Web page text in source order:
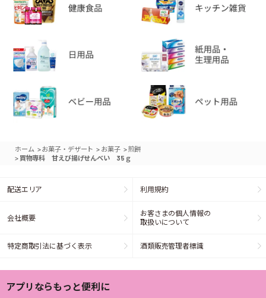
ホーム >お菓子・デザート > お菓子 >煎餅
> 買物専科 甘えび揚げせんべい 35ｇ
配送エリア 利用規約
会社概要
お客さまの個人情報の
取扱いについて
特定商取引法に基づく表示 酒類販売管理者標識
アプリならもっと便利に